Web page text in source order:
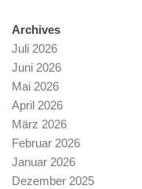
Archives
Juli 2026
Juni 2026
Mai 2026
April 2026
März 2026
Februar 2026
Januar 2026
Dezember 2025